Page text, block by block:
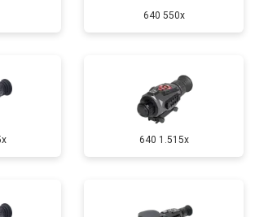
640 550x
640 1.515x